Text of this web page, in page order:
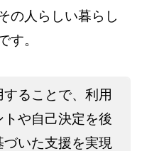
の人らしい暮らし
す。
ることで、利用
や自己決定を後
いた支援を実現